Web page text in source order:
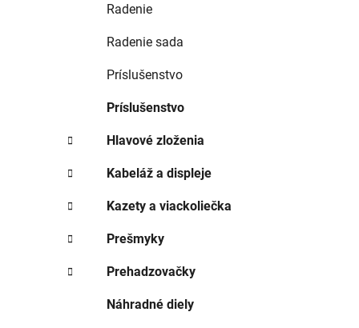
Radenie
Radenie sada
Príslušenstvo
Príslušenstvo
Hlavové zloženia
Kabeláž a displeje
Kazety a viackoliečka
Prešmyky
Prehadzovačky
Náhradné diely